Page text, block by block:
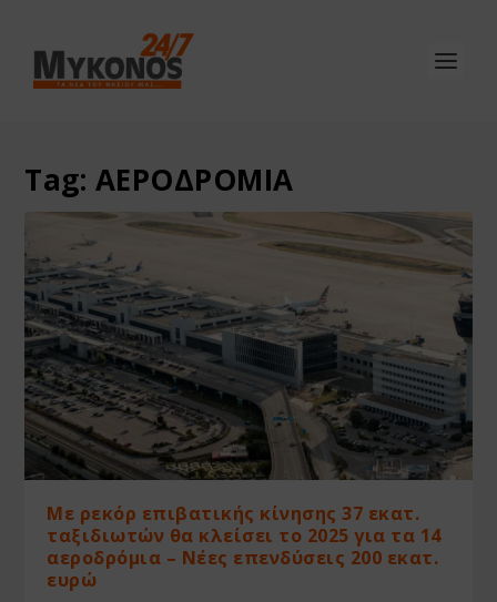
Tag: ΑΕΡΟΔΡΟΜΙΑ
Με ρεκόρ επιβατικής κίνησης 37 εκατ.
ταξιδιωτών θα κλείσει το 2025 για τα 14
αεροδρόμια – Νέες επενδύσεις 200 εκατ.
ευρώ